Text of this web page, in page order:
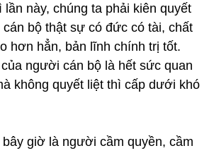
này, chúng ta phải kiên quyết
bộ thật sự có đức có tài, chất
hơn hẳn, bản lĩnh chính trị tốt.
người cán bộ là hết sức quan
không quyết liệt thì cấp dưới khó
giờ là người cầm quyền, cầm